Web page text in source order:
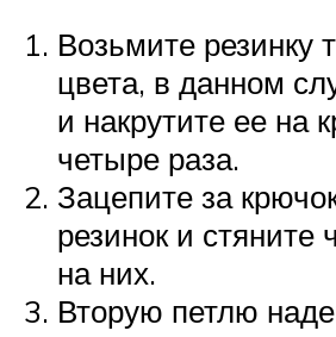
Возьмите резинку
цвета, в данном
и накрутите ее на
четыре раза.
Зацепите за
резинок и стяните
на них.
Вторую петлю